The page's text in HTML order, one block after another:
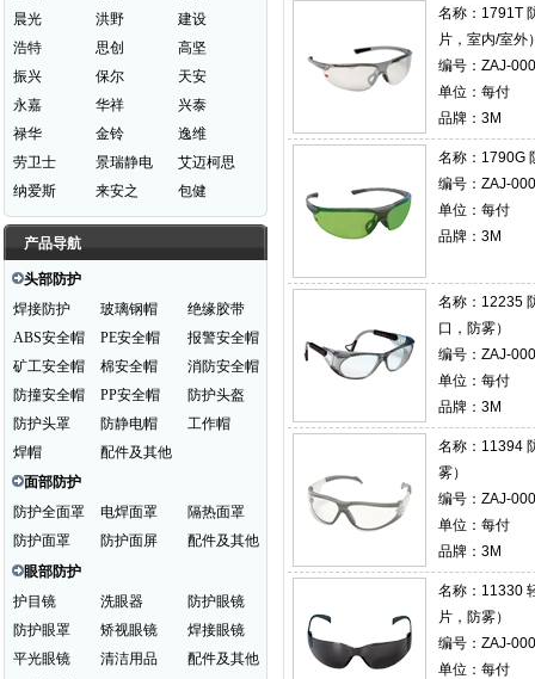
晨光
洪野
建设
浩特
思创
高坚
振兴
保尔
天安
永嘉
华祥
兴泰
禄华
金铃
逸维
劳卫士
景瑞静电
艾迈柯思
纳爱斯
来安之 包健
产品导航
头部防护
焊接防护
玻璃钢帽
绝缘胶带
ABS安全帽
PE安全帽
报警安全帽
矿工安全帽
棉安全帽
消防安全帽
防撞安全帽
PP安全帽
防护头盔
防护头罩
防静电帽
工作帽
焊帽
配件及其他
面部防护
防护全面罩
电焊面罩
隔热面罩
防护面罩
防护面屏
配件及其他
眼部防护
护目镜
洗眼器
防护眼镜
防护眼罩
矫视眼镜
焊接眼镜
平光眼镜
清洁用品
配件及其他
名称： 1791T
片，室内/室外
编号：ZAJ-
单位：每付
品牌：3M
名称： 1790G
编号：ZAJ-
单位：每付
品牌：3M
名称： 12235
口，防雾）
编号：ZAJ-
单位：每付
品牌：3M
名称： 11394
雾）
编号：ZAJ-
单位：每付
品牌：3M
名称： 11330
片，防雾）
编号：ZAJ-
单位：每付